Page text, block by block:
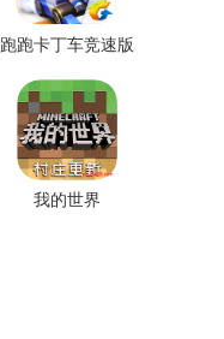
跑跑卡丁车竞速版
我的世界